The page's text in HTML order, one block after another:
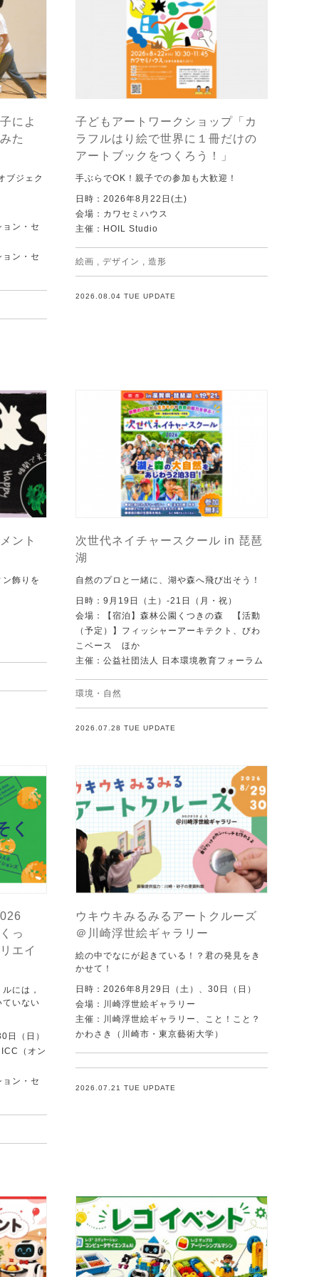
によ
た
ブジェク
ン・セ
ン・セ
子どもアートワークショップ「カ
ラフルはり絵で世界に１冊だけの
アートブックをつくろう！」
手ぶらでOK！親子での参加も大歓迎！
日時：2026年8月22日(土)
会場：カワセミハウス
主催：HOIL Studio
絵画 デザイン 造形
2026.08.04 TUE UPDATE
ント
飾りを
次世代ネイチャースクール in 琵琶
湖
自然のプロと一緒に、湖や森へ飛び出そう！
日時：9月19日（土）-21日（月・祝）
会場：【宿泊】森林公園くつきの森 【活動
（予定）】フィッシャーアーキテクト、びわ
こベース ほか
主催：公益社団法人 日本環境教育フォーラム
環境・自然
2026.07.28 TUE UPDATE
っ
エイ
には，
ていない
日（日）
（オン
ン・セ
ウキウキみるみるアートクルーズ
＠川崎浮世絵ギャラリー
絵の中でなにが起きている！？君の発見をき
かせて！
日時：2026年8月29日（土）、30日（日）
会場：川崎浮世絵ギャラリー
主催：川崎浮世絵ギャラリー、こと！こと？
かわさき（川崎市・東京藝術大学）
2026.07.21 TUE UPDATE